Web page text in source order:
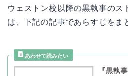
ウェストン校以降の黒執事のス
は、下記の記事であらすじをま
『黒執